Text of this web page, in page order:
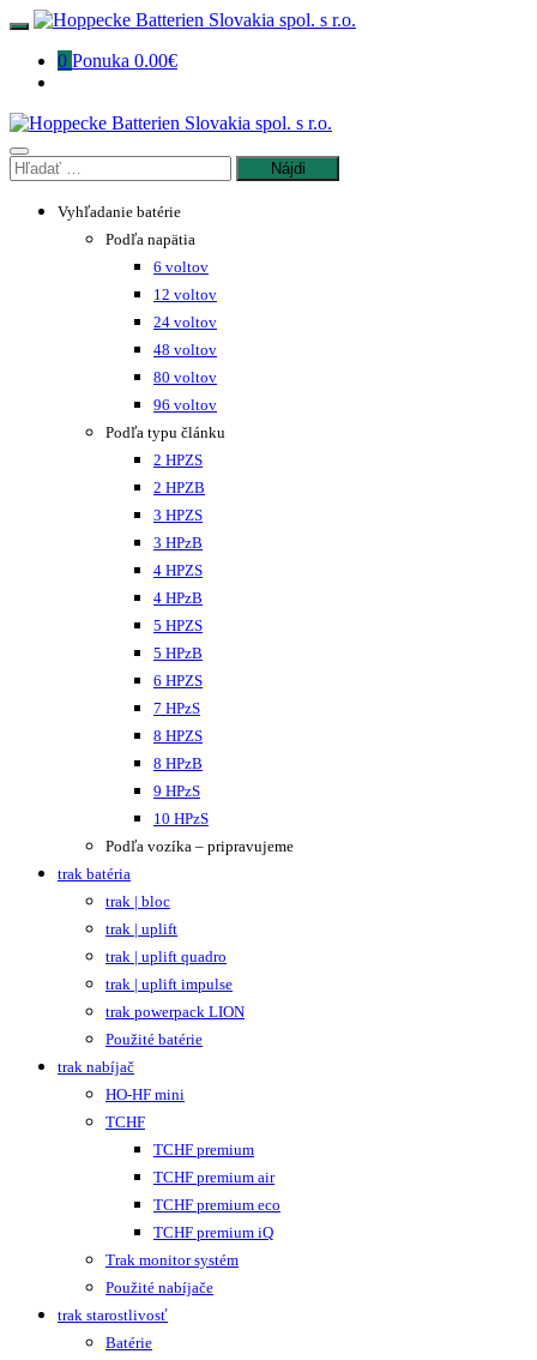
Preskočiť
obsah
0 Ponuka 0.00€
Hľadať:
Vyhľadanie batérie
Podľa napätia
6 voltov
12 voltov
24 voltov
48 voltov
80 voltov
96 voltov
Podľa typu článku
2 HPZS
2 HPZB
3 HPZS
3 HPzB
4 HPZS
4 HPzB
5 HPZS
5 HPzB
6 HPZS
7 HPzS
8 HPZS
8 HPzB
9 HPzS
10 HPzS
Podľa vozíka – pripravujeme
trak batéria
trak | bloc
trak | uplift
trak | uplift quadro
trak | uplift impulse
trak powerpack LION
Použité batérie
trak nabíjač
HO-HF mini
TCHF
TCHF premium
TCHF premium air
TCHF premium eco
TCHF premium iQ
Trak monitor systém
Použité nabíjače
trak starostlivosť
Batérie